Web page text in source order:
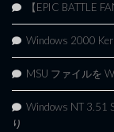
【EPIC BATTLE
Windows 2000
MSU ファイルを
Windows NT 3.51
り